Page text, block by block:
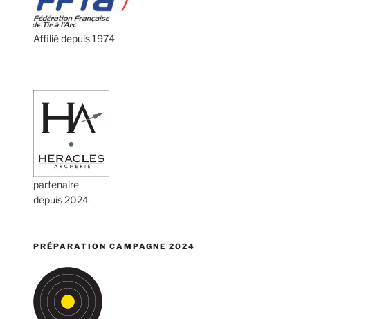
Affilié depuis 1974
partenaire
depuis 2024
PRÉPARATION CAMPAGNE 2024